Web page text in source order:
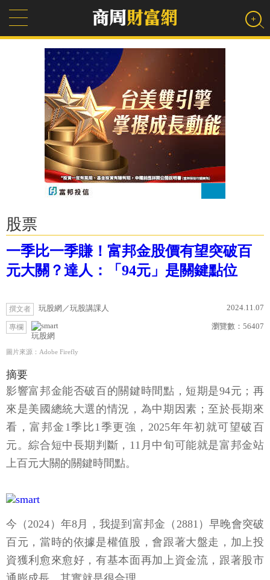
股票
一季比一季賺！富邦金股價有望突破百
元大關？達人：「94元」是關鍵點位
撰文者 玩股網／玩股講課人 2024.11.07
專欄
玩股網
瀏覽數： 56407
圖片來源：Adobe Firefly
摘要
影響富邦金能否破百的關鍵時間點，短期是94元；再
來是美國總統大選的情況，為中期因素；至於長期來
看，富邦金1季比1季更強，2025年年初就可望破百
元。綜合短中長期判斷，11月中旬可能就是富邦金站
上百元大關的關鍵時間點。
今（2024）年8月，我提到富邦金（2881）早晚會突破
百元，當時的依據是權值股，會跟著大盤走，加上投
資獲利愈來愈好，有基本面再加上資金流，跟著股市